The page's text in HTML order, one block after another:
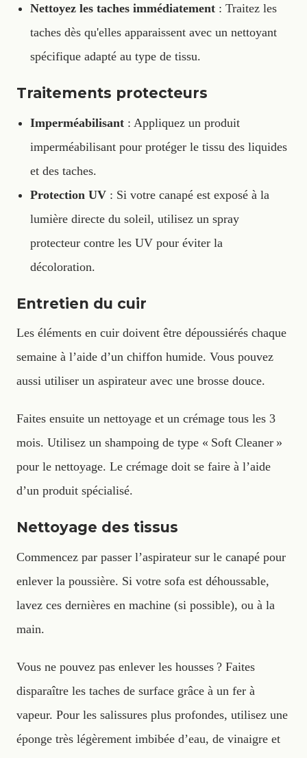
Nettoyez les taches immédiatement : Traitez les
taches dès qu'elles apparaissent avec un nettoyant
spécifique adapté au type de tissu.
Traitements protecteurs
Imperméabilisant : Appliquez un produit
imperméabilisant pour protéger le tissu des liquides
et des taches.
Protection UV : Si votre canapé est exposé à la
lumière directe du soleil, utilisez un spray
protecteur contre les UV pour éviter la
décoloration.
Entretien du cuir
Les éléments en cuir doivent être dépoussiérés chaque
semaine à l’aide d’un chiffon humide. Vous pouvez
aussi utiliser un aspirateur avec une brosse douce.
Faites ensuite un nettoyage et un crémage tous les 3
mois. Utilisez un shampoing de type « Soft Cleaner »
pour le nettoyage. Le crémage doit se faire à l’aide
d’un produit spécialisé.
Nettoyage des tissus
Commencez par passer l’aspirateur sur le canapé pour
enlever la poussière. Si votre sofa est déhoussable,
lavez ces dernières en machine (si possible), ou à la
main.
Vous ne pouvez pas enlever les housses ? Faites
disparaître les taches de surface grâce à un fer à
vapeur. Pour les salissures plus profondes, utilisez une
éponge très légèrement imbibée d’eau, de vinaigre et